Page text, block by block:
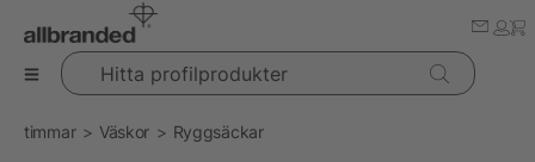
Hitta profilprodukter
timmar Väskor Ryggsäckar